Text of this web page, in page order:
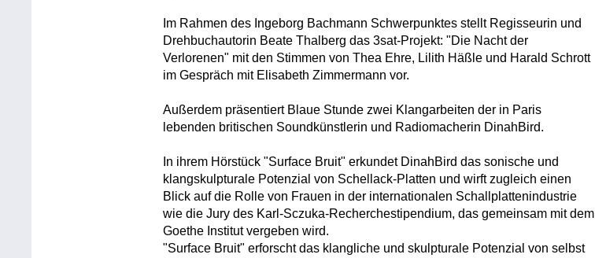
Im Rahmen des Ingeborg Bachmann Schwerpunktes stellt Regisseurin und
Drehbuchautorin Beate Thalberg das 3sat-Projekt: "Die Nacht der
Verlorenen" mit den Stimmen von Thea Ehre, Lilith Häßle und Harald Schrott
im Gespräch mit Elisabeth Zimmermann vor.
Außerdem präsentiert Blaue Stunde zwei Klangarbeiten der in Paris
lebenden britischen Soundkünstlerin und Radiomacherin DinahBird.
In ihrem Hörstück "Surface Bruit" erkundet DinahBird das sonische und
klangskulpturale Potenzial von Schellack-Platten und wirft zugleich einen
Blick auf die Rolle von Frauen in der internationalen Schallplattenindustrie
wie die Jury des Karl-Sczuka-Recherchestipendium, das gemeinsam mit dem
Goethe Institut vergeben wird.
"Surface Bruit" erforscht das klangliche und skulpturale Potenzial von selbst